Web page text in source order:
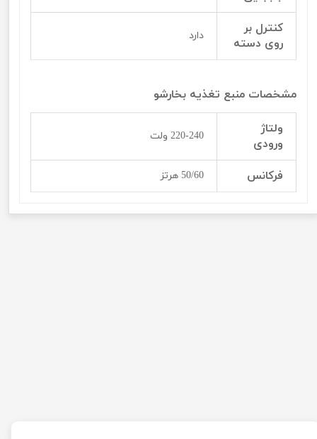
کنترل بر
روی دسته
دارد
مشخصات منبع تغذیه بخارشو
ولتاژ
ورودی
220-240 ولت
فرکانس 50/60 هرتز